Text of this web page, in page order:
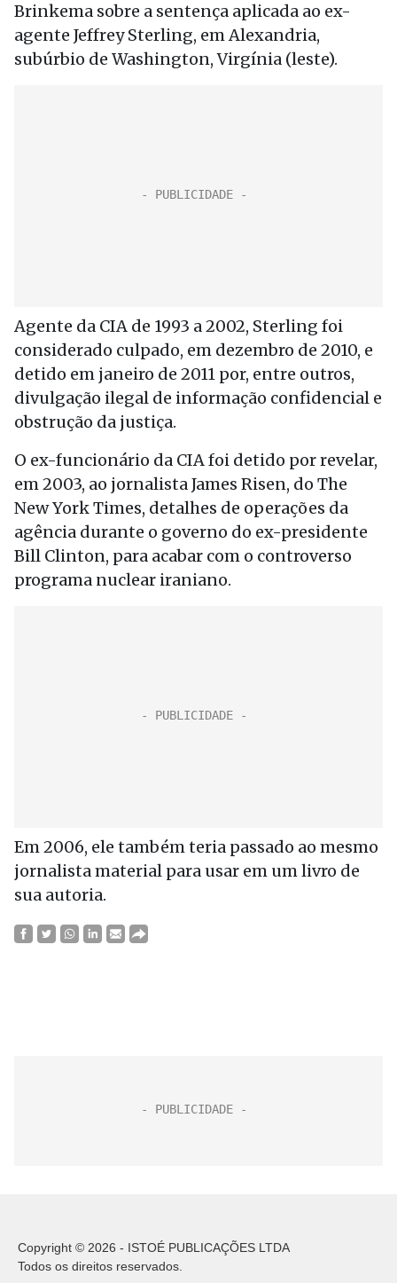
Brinkema sobre a sentença aplicada ao ex-
agente Jeffrey Sterling, em Alexandria,
subúrbio de Washington, Virgínia (leste).
Agente da CIA de 1993 a 2002, Sterling foi
considerado culpado, em dezembro de 2010, e
detido em janeiro de 2011 por, entre outros,
divulgação ilegal de informação confidencial e
obstrução da justiça.
O ex-funcionário da CIA foi detido por revelar,
em 2003, ao jornalista James Risen, do The
New York Times, detalhes de operações da
agência durante o governo do ex-presidente
Bill Clinton, para acabar com o controverso
programa nuclear iraniano.
Em 2006, ele também teria passado ao mesmo
jornalista material para usar em um livro de
sua autoria.
Copyright © 2026 - ISTOÉ PUBLICAÇÕES LTDA
Todos os direitos reservados.